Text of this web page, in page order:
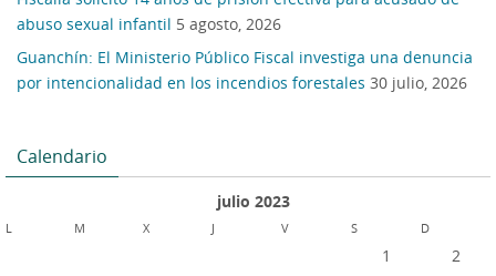
abuso sexual infantil 5 agosto, 2026
Guanchín: El Ministerio Público Fiscal investiga una denuncia
por intencionalidad en los incendios forestales 30 julio, 2026
Calendario
julio 2023
L M X J V S D
1
2